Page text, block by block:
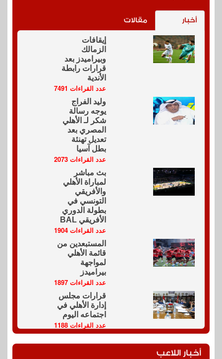
أخبار مقالات
إيقافات
الزمالك
وبيراميدز بعد
قرارات رابطة
الأندية
عدد القراءات 7491
وليد الفراج
يوجه رسالة
شكر لـ الأهلي
المصري بعد
تعديل تهنئة
بطل آسيا
عدد القراءات 2073
بث مباشر
لمباراة الأهلي
والأفريقي
التونسي في
بطولة الدوري
الأفريقي BAL
عدد القراءات 1904
المستبعدين من
قائمة الأهلي
لمواجهة
بيراميدز
عدد القراءات 1897
قرارات مجلس
إدارة الأهلي في
اجتماعه اليوم
عدد القراءات 1188
أخبار اللاعب